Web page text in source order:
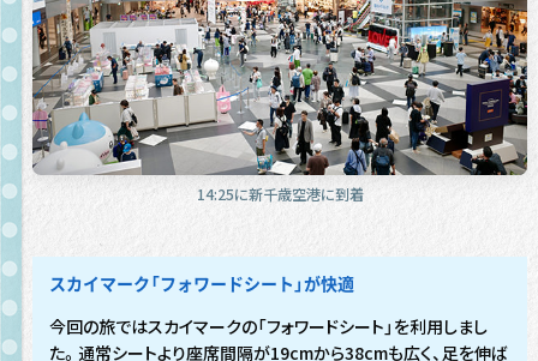
14:25に新千歳空港に到着
スカイマーク「フォワードシート」が快適
今回の旅ではスカイマークの「フォワードシート」を利用しまし
た。通常シートより座席間隔が19cmから38cmも広く、足を伸ば